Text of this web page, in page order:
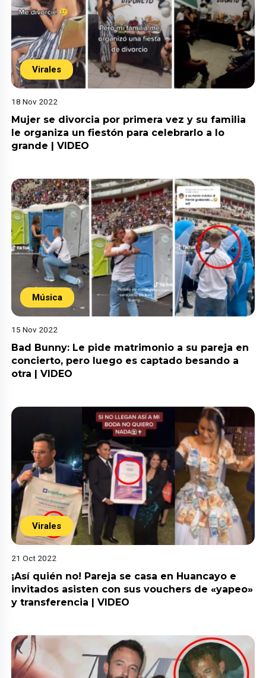
Virales
18 Nov 2022
Mujer se divorcia por primera vez y su familia
le organiza un fiestón para celebrarlo a lo
grande | VIDEO
Música
15 Nov 2022
Bad Bunny: Le pide matrimonio a su pareja en
concierto, pero luego es captado besando a
otra | VIDEO
Virales
21 Oct 2022
¡Así quién no! Pareja se casa en Huancayo e
invitados asisten con sus vouchers de «yapeo»
y transferencia | VIDEO